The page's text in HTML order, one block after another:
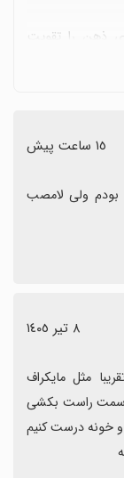
ذهن را تقویت
ارائه می‌دهد.
و سطح سختی
و ارزش تجربه را
خوشایند است و
١٥ ساعت پیش
٨ تیر ١٤٠٥